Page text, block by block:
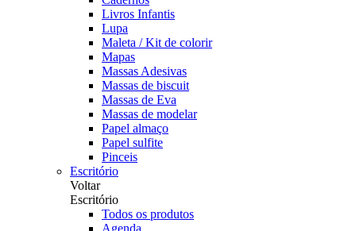
Livros Infantis
Lupa
Maleta / Kit de colorir
Mapas
Massas Adesivas
Massas de biscuit
Massas de Eva
Massas de modelar
Papel almaço
Papel sulfite
Pinceis
Escritório
Voltar
Escritório
Todos os produtos
Agenda